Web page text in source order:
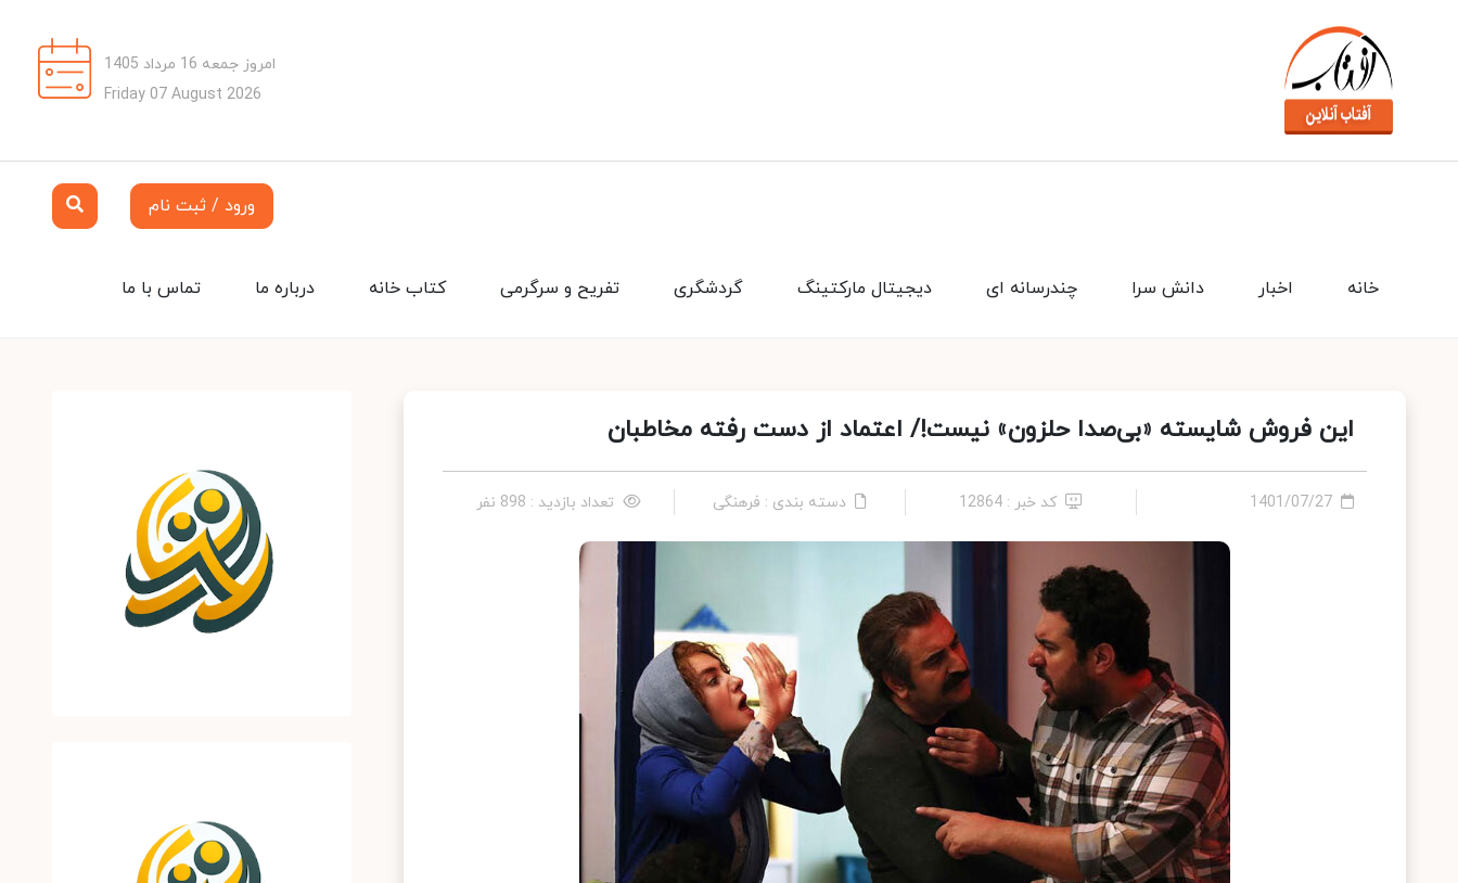
امروز جمعه 16 مرداد 1405
Friday 07 August 2026
ورود / ثبت نام
تماس با ما درباره ما کتاب خانه تفریح و سرگرمی گردشگری دیجیتال مارکتینگ چندرسانه ای دانش سرا اخبار خانه
این فروش شایسته «بی‌صدا حلزون» نیست!/ اعتماد از دست رفته مخاطبان
1401/07/27 کد خبر : 12864 دسته بندی : فرهنگی تعداد بازدید : 898 نفر